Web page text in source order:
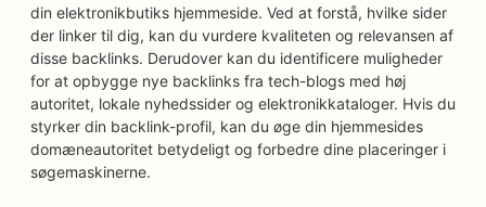
din elektronikbutiks hjemmeside. Ved at forstå, hvilke sider
der linker til dig, kan du vurdere kvaliteten og relevansen af
disse backlinks. Derudover kan du identificere muligheder
for at opbygge nye backlinks fra tech-blogs med høj
autoritet, lokale nyhedssider og elektronikkataloger. Hvis du
styrker din backlink-profil, kan du øge din hjemmesides
domæneautoritet betydeligt og forbedre dine placeringer i
søgemaskinerne.